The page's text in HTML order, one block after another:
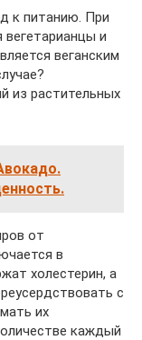
к питанию. При
и
веганским
из растительных
от
в
холестерин, а
с
их
каждый